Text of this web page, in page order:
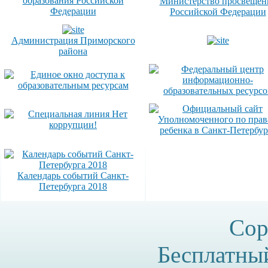
Федерации
Российской Федерации
Администрация Приморского
района
Календарь событий Санкт-
Петербурга 2018